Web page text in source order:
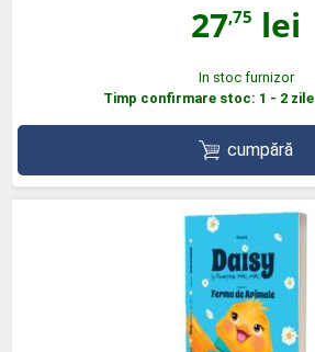
27,75 lei
In stoc furnizor
Timp confirmare stoc: 1 - 2
cumpără